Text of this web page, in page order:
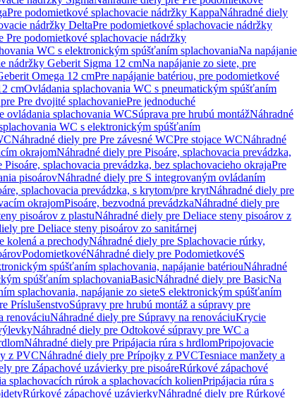
Pre podomietkové splachovacie nádržky KappaNáhradné diely
nádržky DeltaPre podomietkové splachovacie nádržky
Pre podomietkové splachovacie nádržky
WC s elektronickým spúšťaním splachovaniaNa napájanie
nádržky Geberit Sigma 12 cmNa napájanie zo siete, pre
Omega 12 cmPre napájanie batériou, pre podomietkové
cmOvládania splachovania WC s pneumatickým spúšťaním
Pre dvojité splachovaniePre jednoduché
ovládania splachovania WCSúprava pre hrubú montážNáhradné
WC s elektronickým spúšťaním
Náhradné diely pre Pre závesné WCPre stojace WCNáhradné
okrajomNáhradné diely pre Pisoáre, splachovacia prevádzka,
splachovacia prevádzka, bez splachovacieho okrajaPre
pisoárovNáhradné diely pre S integrovaným ovládaním
splachovacia prevádzka, s krytom/pre krytNáhradné diely pre
okrajomPisoáre, bezvodná prevádzkaNáhradné diely pre
pisoárov z plastuNáhradné diely pre Deliace steny pisoárov z
pre Deliace steny pisoárov zo sanitárnej
kolená a prechodyNáhradné diely pre Splachovacie rúrky,
PodomietkovéNáhradné diely pre PodomietkovéS
spúšťaním splachovania, napájanie batériouNáhradné
spúšťaním splachovaniaBasicNáhradné diely pre BasicNa
splachovania, napájanie zo sieteS elektronickým spúšťaním
PríslušenstvoSúpravy pre hrubú montáž a súpravy pre
renováciuNáhradné diely pre Súpravy na renováciuKrycie
Náhradné diely pre Odtokové súpravy pre WC a
Náhradné diely pre Pripájacia rúra s hrdlomPripojovacie
z PVCNáhradné diely pre Prípojky z PVCTesniace manžety a
pre Zápachové uzávierky pre pisoáreRúrkové zápachové
splachovacích rúrok a splachovacích kolienPripájacia rúra s
Rúrkové zápachové uzávierkyNáhradné diely pre Rúrkové